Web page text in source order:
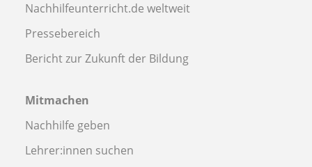
Nachhilfeunterricht.de weltweit
Pressebereich
Bericht zur Zukunft der Bildung
Mitmachen
Nachhilfe geben
Lehrer:innen suchen